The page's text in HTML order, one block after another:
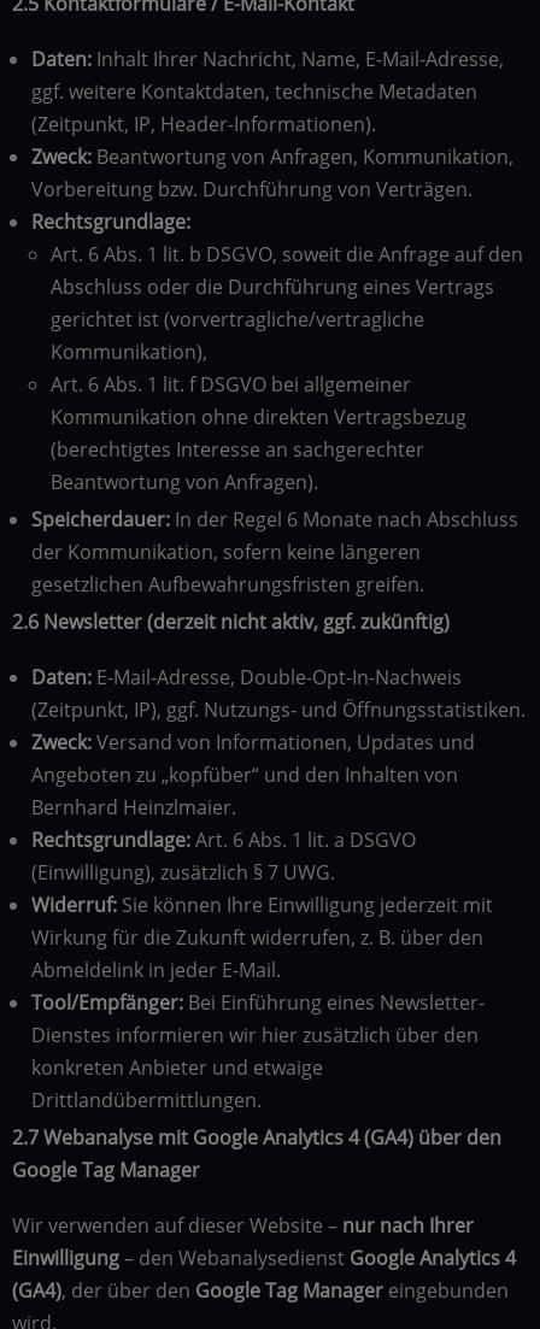
Daten: Inhalt Ihrer Nachricht, Name, E-Mail-Adresse,
ggf. weitere Kontaktdaten, technische Metadaten
(Zeitpunkt, IP, Header-Informationen).
Zweck: Beantwortung von Anfragen, Kommunikation,
Vorbereitung bzw. Durchführung von Verträgen.
Rechtsgrundlage:
Art. 6 Abs. 1 lit. b DSGVO, soweit die Anfrage auf den
Abschluss oder die Durchführung eines Vertrags
gerichtet ist (vorvertragliche/vertragliche
Kommunikation),
Art. 6 Abs. 1 lit. f DSGVO bei allgemeiner
Kommunikation ohne direkten Vertragsbezug
(berechtigtes Interesse an sachgerechter
Beantwortung von Anfragen).
Speicherdauer: In der Regel 6 Monate nach Abschluss
der Kommunikation, sofern keine längeren
gesetzlichen Aufbewahrungsfristen greifen.
2.6 Newsletter (derzeit nicht aktiv, ggf. zukünftig)
Daten: E-Mail-Adresse, Double-Opt-In-Nachweis
(Zeitpunkt, IP), ggf. Nutzungs- und Öffnungsstatistiken.
Zweck:Versand von Informationen, Updates und
Angeboten zu „kopfüber“ und den Inhalten von
Bernhard Heinzlmaier.
Rechtsgrundlage:Art. 6 Abs. 1 lit. a DSGVO
(Einwilligung), zusätzlich § 7 UWG.
Widerruf: Sie können Ihre Einwilligung jederzeit mit
Wirkung für die Zukunft widerrufen, z. B. über den
Abmeldelink in jeder E-Mail.
Tool/Empfänger: Bei Einführung eines Newsletter-
Dienstes informieren wir hier zusätzlich über den
konkreten Anbieter und etwaige
Drittlandübermittlungen.
2.7 Webanalyse mit Google Analytics 4 (GA4) über den
Google Tag Manager
Wir verwenden auf dieser Website – nur nach Ihrer
Einwilligung– den Webanalysedienst Google Analytics 4
(GA4), der über den Google Tag Manager eingebunden
wird.